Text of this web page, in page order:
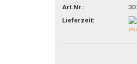
Art.Nr.:
Lieferzeit: